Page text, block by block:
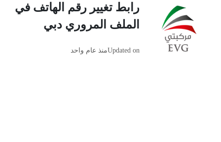
رابط تغيير رقم الهاتف في
الملف المروري دبي
Updated onمنذ عام واحد